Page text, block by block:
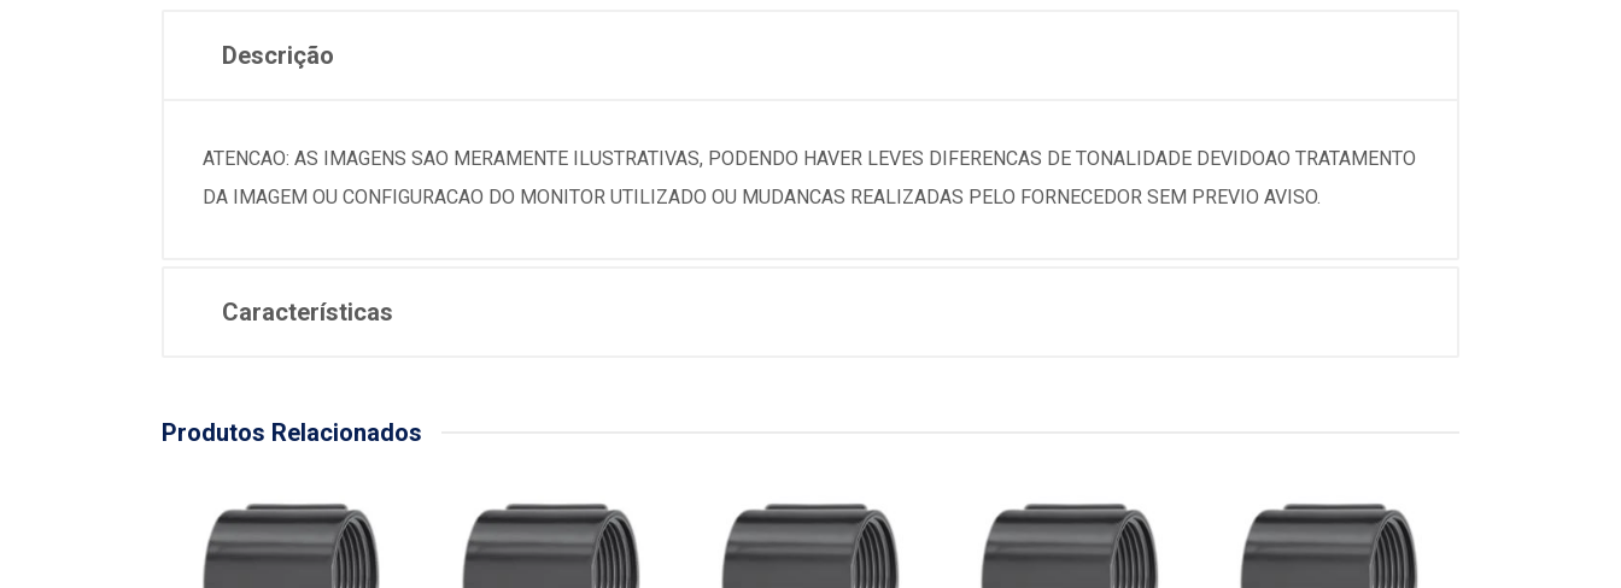
Descrição
ATENCAO: AS IMAGENS SAO MERAMENTE ILUSTRATIVAS, PODENDO HAVER LEVES DIFERENCAS DE TONALIDADE DEVIDOAO TRATAMENTO
DA IMAGEM OU CONFIGURACAO DO MONITOR UTILIZADO OU MUDANCAS REALIZADAS PELO FORNECEDOR SEM PREVIO AVISO.
Características
Produtos Relacionados